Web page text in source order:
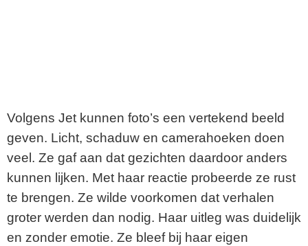
Volgens Jet kunnen foto’s een vertekend beeld
geven. Licht, schaduw en camerahoeken doen
veel. Ze gaf aan dat gezichten daardoor anders
kunnen lijken. Met haar reactie probeerde ze rust
te brengen. Ze wilde voorkomen dat verhalen
groter werden dan nodig. Haar uitleg was duidelijk
en zonder emotie. Ze bleef bij haar eigen